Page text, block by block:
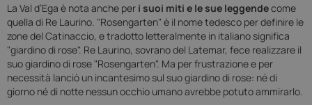
La Val d’Ega è nota anche per i suoi miti e le sue leggendecome
quella di Re Laurino. "Rosengarten" è il nome tedesco per definire le
zone del Catinaccio, e tradotto letteralmente in italiano significa
"giardino di rose". Re Laurino, sovrano del Latemar, fece realizzare il
suo giardino di rose "Rosengarten". Ma per frustrazione e per
necessità lanciò un incantesimo sul suo giardino di rose: né di
giorno né di notte nessun occhio umano avrebbe potuto ammirarlo.